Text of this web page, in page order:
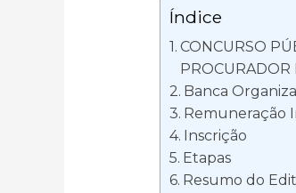
Índice
CONCURSO
PROCURADOR
Banca
Remuneração
Inscrição
Etapas
Resumo do